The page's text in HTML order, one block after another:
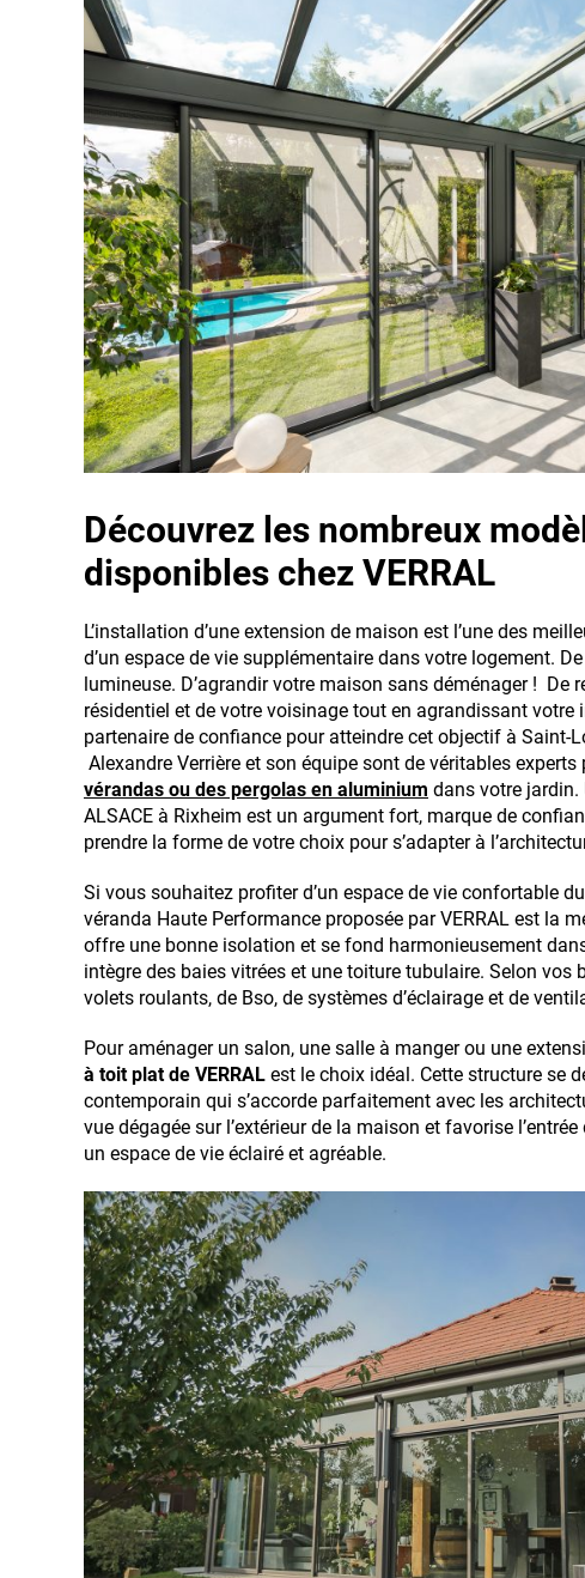
Découvrez les nombreux
disponibles chez VERRAL
L’installation d’une extension de maison est l’une des
d’un espace de vie supplémentaire dans votre logement.
lumineuse. D’agrandir votre maison sans déménager ! De
résidentiel et de votre voisinage tout en agrandissant votre
partenaire de confiance pour atteindre cet objectif à Saint-
Alexandre Verrière et son équipe sont de véritables experts
vérandas ou des pergolas en aluminium dans votre jardin.
ALSACE à Rixheim est un argument fort, marque de
prendre la forme de votre choix pour s’adapter à
Si vous souhaitez profiter d’un espace de vie confortable
véranda Haute Performance proposée par VERRAL est la
offre une bonne isolation et se fond harmonieusement
intègre des baies vitrées et une toiture tubulaire. Selon vos
volets roulants, de Bso, de systèmes d’éclairage et de
Pour aménager un salon, une salle à manger ou une
à toit plat de VERRAL est le choix idéal. Cette structure se
contemporain qui s’accorde parfaitement avec les
vue dégagée sur l’extérieur de la maison et favorise
un espace de vie éclairé et agréable.